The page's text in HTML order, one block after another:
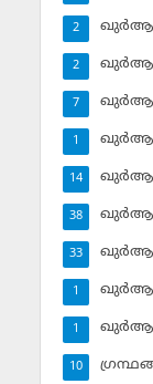
2
2
7
1
14
38
33
1
1
10